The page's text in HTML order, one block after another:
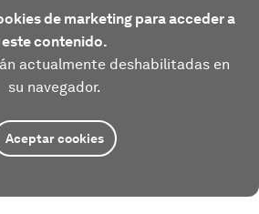
de marketing para acceder a
este contenido.
actualmente deshabilitadas en
su navegador.
Aceptar cookies